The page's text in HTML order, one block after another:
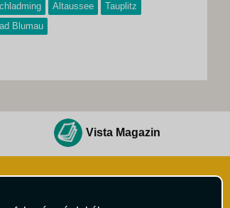
Altaussee
Tauplitz
Blumau
Vista Magazin